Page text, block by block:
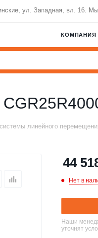
ул. Западная, вл. 16.
КОМПАНИЯ
линейного
44
Нет в
Наши
уточнят